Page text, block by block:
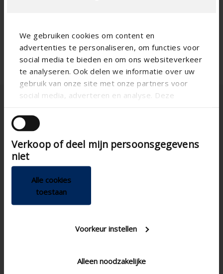
We gebruiken cookies om content en
advertenties te personaliseren, om functies voor
social media te bieden en om ons websiteverkeer
te analyseren. Ook delen we informatie over uw
gebruik van onze site met onze partners voor
social media, adverteren en analyse. Deze
andere informatie die u aan ze heeft verstrekt of
die ze hebben verzameld op basis van uw gebruik
van hun services.
Verkoop of deel mijn persoonsgegevens
niet
Alle cookies
toestaan
Voorkeur instellen
Alleen noodzakelijke
France